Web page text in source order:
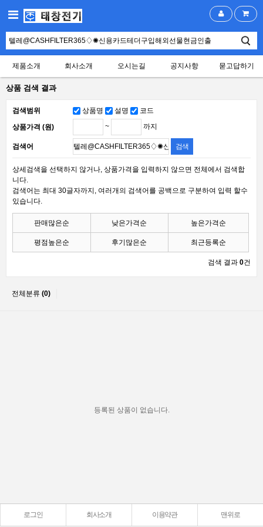
제품소개 회사소개 오시는길 공지사항 묻고답하기
상품 검색 결과
검색범위 상품명 설명
코드
상품가격 (원)
~ 까지
검색어
상세검색을 선택하지 않거나, 상품가격을 입력하지 않으면 전체에서 검색합
니다.
검색어는 최대 30글자까지, 여러개의 검색어를 공백으로 구분하여 입력 할수
있습니다.
판매많은순 낮은가격순 높은가격순
평점높은순 후기많은순 최근등록순
검색 결과 0건
전체분류 (0)
등록된 상품이 없습니다.
로그인 회사소개 이용약관 맨위로